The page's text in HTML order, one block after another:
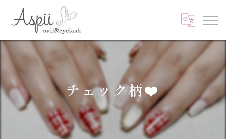
チェック柄❤️